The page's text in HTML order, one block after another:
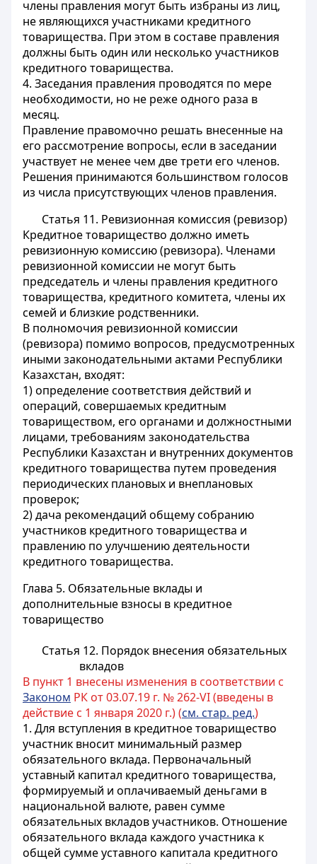
члены правления могут быть избраны из лиц,
не являющихся участниками кредитного
товарищества. При этом в составе правления
должны быть один или несколько участников
кредитного товарищества.
4. Заседания правления проводятся по мере
необходимости, но не реже одного раза в
месяц.
Правление правомочно решать внесенные на
его рассмотрение вопросы, если в заседании
участвует не менее чем две трети его членов.
Решения принимаются большинством голосов
из числа присутствующих членов правления.
Статья 11. Ревизионная комиссия (ревизор)
Кредитное товарищество должно иметь
ревизионную комиссию (ревизора). Членами
ревизионной комиссии не могут быть
председатель и члены правления кредитного
товарищества, кредитного комитета, члены их
семей и близкие родственники.
В полномочия ревизионной комиссии
(ревизора) помимо вопросов, предусмотренных
иными законодательными актами Республики
Казахстан, входят:
1) определение соответствия действий и
операций, совершаемых кредитным
товариществом, его органами и должностными
лицами, требованиям законодательства
Республики Казахстан и внутренних документов
кредитного товарищества путем проведения
периодических плановых и внеплановых
проверок;
2) дача рекомендаций общему собранию
участников кредитного товарищества и
правлению по улучшению деятельности
кредитного товарищества.
Глава 5. Обязательные вклады и
дополнительные взносы в кредитное
товарищество
Статья 12. Порядок внесения обязательных
вкладов
В пункт 1 внесены изменения в соответствии с
Законом РК от 03.07.19 г. № 262-VI (введены в
действие с 1 января 2020 г.) (см. стар. ред.)
1. Для вступления в кредитное товарищество
участник вносит минимальный размер
обязательного вклада. Первоначальный
уставный капитал кредитного товарищества,
формируемый и оплачиваемый деньгами в
национальной валюте, равен сумме
обязательных вкладов участников. Отношение
обязательного вклада каждого участника к
общей сумме уставного капитала кредитного